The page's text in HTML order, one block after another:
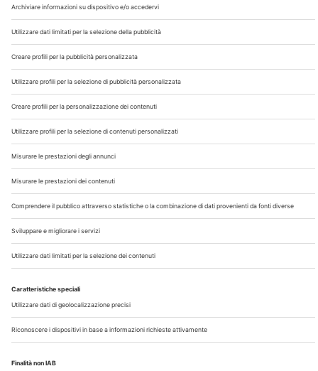
Chi Siamo
Contatti
Note Legali
Privacy
©2026 Edra S.p.a | www.edraspa.it | P.iva 08056040960
| Tel. 02/881841 | Sede legale: Viale Enrico Forlanini 21 -
20134 Milano (Italy)